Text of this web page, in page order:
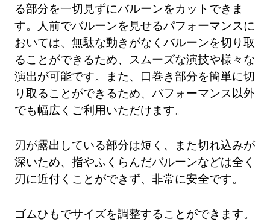
る部分を一切見ずにバルーンをカットできま
す。人前でバルーンを見せるパフォーマンスに
おいては、無駄な動きがなくバルーンを切り取
ることができるため、スムーズな演技や様々な
演出が可能です。また、口巻き部分を簡単に切
り取ることができるため、パフォーマンス以外
でも幅広くご利用いただけます。
刃が露出している部分は短く、また切れ込みが
深いため、指やふくらんだバルーンなどは全く
刃に近付くことができず、非常に安全です。
ゴムひもでサイズを調整することができます。